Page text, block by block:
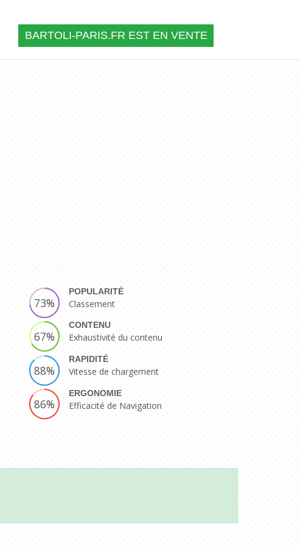
BARTOLI-PARIS.FR EST EN VENTE
73%
POPULARITÉ
Classement
67%
CONTENU
Exhaustivité du contenu
88%
RAPIDITÉ
Vitesse de chargement
86%
ERGONOMIE
Efficacité de Navigation